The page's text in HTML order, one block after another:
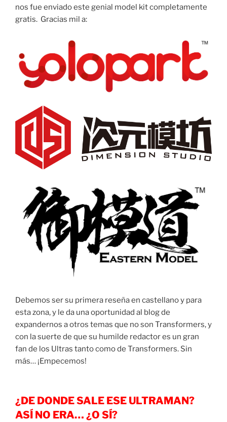
nos fue enviado este genial model kit completamente
gratis. Gracias mil a:
Debemos ser su primera reseña en castellano y para
esta zona, y le da una oportunidad al blog de
expandernos a otros temas que no son Transformers, y
con la suerte de que su humilde redactor es un gran
fan de los Ultras tanto como de Transformers. Sin
más… ¡Empecemos!
¿DE DONDE SALE ESE ULTRAMAN?
ASÍ NO ERA… ¿O SÍ?